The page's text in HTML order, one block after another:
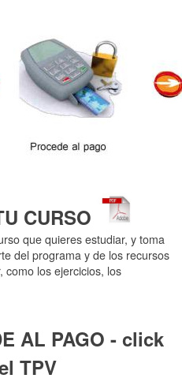
CURSO
que quieres estudiar, y toma
del programa y de los recursos
como los ejercicios, los
AL PAGO - click
TPV